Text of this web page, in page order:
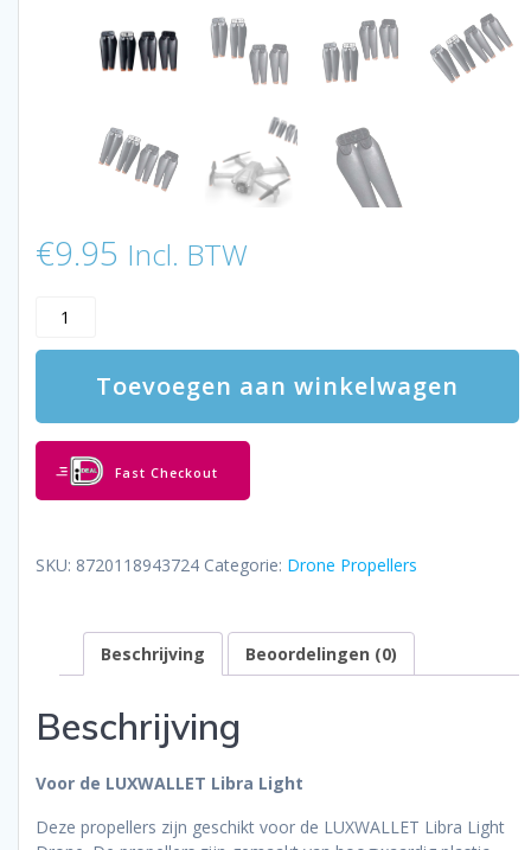
€9.95 Incl. BTW
LUXWALLET
Propellers
LUXWALLET
Libra
–
aantal
Toevoegen aan winkelwagen
Fast Checkout
SKU: 8720118943724 Categorie: Drone Propellers
Beschrijving Beoordelingen (0)
Beschrijving
Voor de LUXWALLET Libra Light
Deze propellers zijn geschikt voor de LUXWALLET Libra Light